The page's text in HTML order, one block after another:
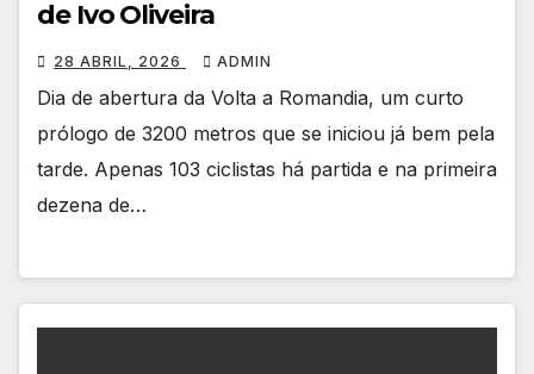
de Ivo Oliveira
28 ABRIL, 2026 ADMIN
Dia de abertura da Volta a Romandia, um curto
prólogo de 3200 metros que se iniciou já bem pela
tarde. Apenas 103 ciclistas há partida e na primeira
dezena de…